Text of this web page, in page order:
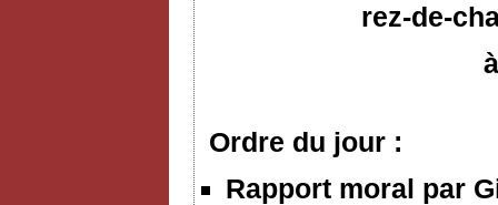
rez-de-
Ordre du jour :
Rapport moral par